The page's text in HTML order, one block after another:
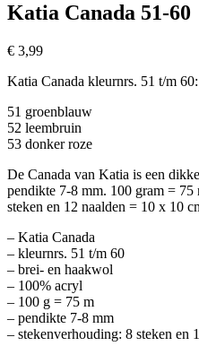
Katia Canada 51-60
€ 3,99
Katia Canada kleurnrs. 51 t/m 60:
51 groenblauw
52 leembruin
53 donker roze
De Canada van Katia is een
pendikte 7-8 mm. 100 gram =
steken en 12 naalden = 10 x 10
– Katia Canada
– kleurnrs. 51 t/m 60
– brei- en haakwol
– 100% acryl
– 100 g = 75 m
– pendikte 7-8 mm
– stekenverhouding: 8 steken en